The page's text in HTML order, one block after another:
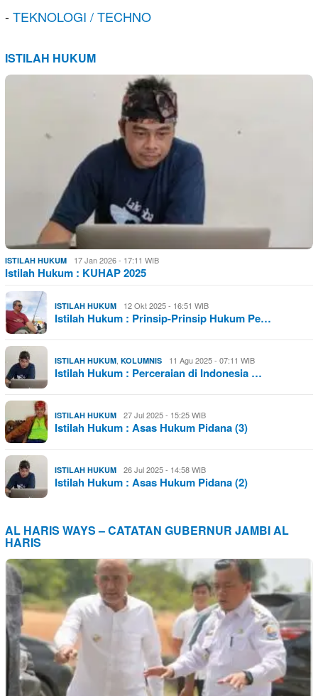
-TEKNOLOGI / TECHNO
ISTILAH HUKUM
ISTILAH HUKUM 17 Jan 2026 - 17:11 WIB
Istilah Hukum : KUHAP 2025
ISTILAH HUKUM 12 Okt 2025 - 16:51 WIB
Istilah Hukum : Prinsip-Prinsip Hukum Pe…
ISTILAH HUKUM KOLUMNIS 11 Agu 2025 - 07:11 WIB
Istilah Hukum : Perceraian di Indonesia …
ISTILAH HUKUM 27 Jul 2025 - 15:25 WIB
Istilah Hukum : Asas Hukum Pidana (3)
ISTILAH HUKUM 26 Jul 2025 - 14:58 WIB
Istilah Hukum : Asas Hukum Pidana (2)
AL HARIS WAYS – CATATAN GUBERNUR JAMBI AL
HARIS